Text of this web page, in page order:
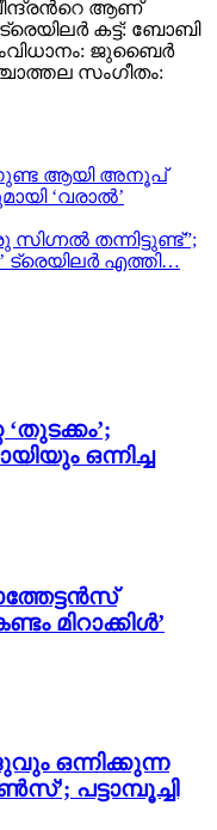
ആണ്
കട്ട്: ബോബി
ജുബൈർ
സംഗീതം:
ഗുണ്ട ആയി അനൂപ്
‘വരാൽ’
തന്നിട്ടുണ്ട്”;
ട്രെയിലർ എത്തി…
ഒന്നിച്ച
മിറാക്കിൾ’
ഒന്നിക്കുന്ന
പട്ടാമ്പൂച്ചി